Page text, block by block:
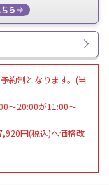
ら
約制となります。(当
～20:00が11:00～
円(税込)へ価格改
価格のままとなりま
会された会員様が対